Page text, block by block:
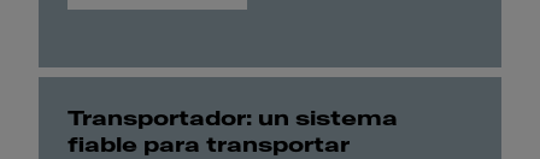
Transportador: un sistema
fiable para transportar